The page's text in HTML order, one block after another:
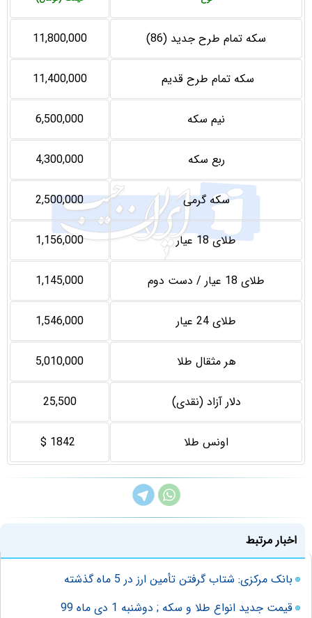
سکه تمام طرح جدید (86) 11,800,000
سکه تمام طرح قدیم 11,400,000
نیم سکه 6,500,000
ربع سکه 4,300,000
سکه گرمی 2,500,000
طلای 18 عیار 1,156,000
طلای 18 عیار / دست دوم 1,145,000
طلای 24 عیار 1,546,000
هر مثقال طلا 5,010,000
دلار آزاد (نقدی) 25,500
اونس طلا
اخبار مرتبط
بانک مرکزی: شتاب گرفتن تأمین ارز در 5 ماه گذشته
قیمت جدید انواع طلا و سکه ; دوشنبه 1 دی ماه 99